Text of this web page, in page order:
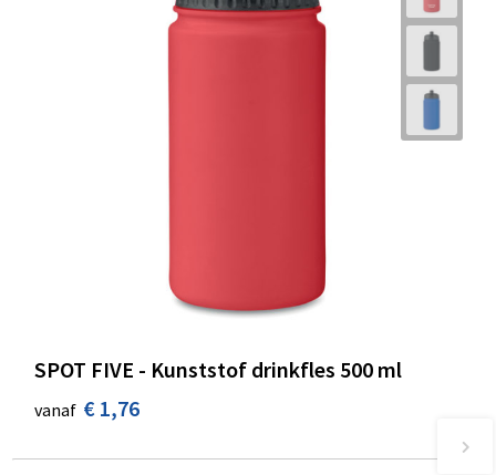
SPOT FIVE - Kunststof drinkfles 500 ml
vanaf € 1,76